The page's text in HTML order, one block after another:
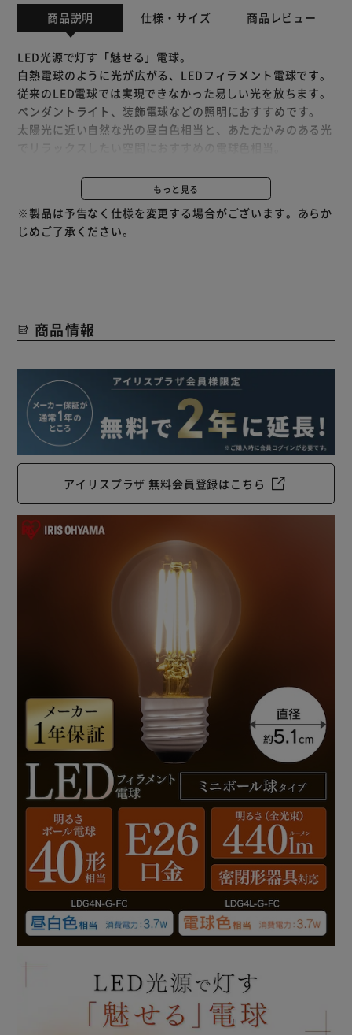
商品説明 仕様・サイズ 商品レビュー
LED光源で灯す「魅せる」電球。
白熱電球のように光が広がる、LEDフィラメント電球です。
従来のLED電球では実現できなかった易しい光を放ちます。
ペンダントライト、装飾電球などの照明におすすめです。
太陽光に近い自然な光の昼白色相当と、あたたかみのある光
また、省エネで電気代も節約できます。
密閉形器具対応。断熱材施工器具には使用できません。
※密閉形器具の種類によって、寸法が合わない、熱がこもる
等の要因により、使用できなかったり、寿命が短くなる場合
★LED電球の特長★
・水銀レス：環境に有害な水銀を含みません。
す。
・虫が集まりにくい：虫が集まりやすい紫外線領域波長をほ
とんど出さず、灯具清掃の手間を軽減できます。
・ON/OFFに強い：スイッチを頻繁にON/OFFしても劣化せ
ず、寿命が短くなりません。
・低UV/低赤外線：紫外線や赤外線をほとんど出さないの
で、紫外線による色あせや赤外線による熱が気になりませ
ん。
もっと見る
※製品は予告なく仕様を変更する場合がございます。あらか
じめご了承ください。
商品情報
アイリスプラザ 無料会員登録はこちら